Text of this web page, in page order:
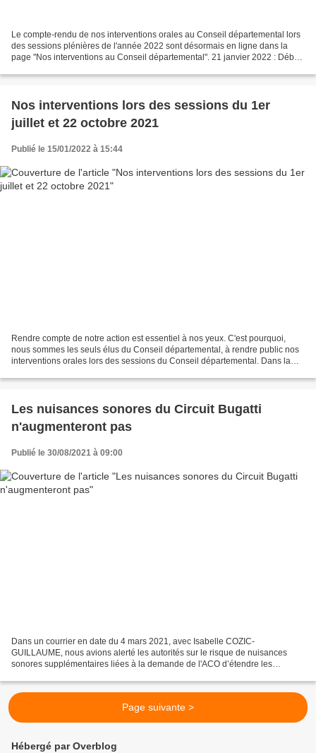
Le compte-rendu de nos interventions orales au Conseil départemental lors
des sessions plénières de l'année 2022 sont désormais en ligne dans la
page "Nos interventions au Conseil départemental". 21 janvier 2022 : Débat
Nos interventions lors des sessions du 1er
juillet et 22 octobre 2021
Publié le 15/01/2022 à 15:44
Rendre compte de notre action est essentiel à nos yeux. C'est pourquoi,
nous sommes les seuls élus du Conseil départemental, à rendre public nos
interventions orales lors des sessions du Conseil départemental. Dans la
Les nuisances sonores du Circuit Bugatti
n'augmenteront pas
Publié le 30/08/2021 à 09:00
Dans un courrier en date du 4 mars 2021, avec Isabelle COZIC-
GUILLAUME, nous avions alerté les autorités sur le risque de nuisances
sonores supplémentaires liées à la demande de l'ACO d’étendre les
Page suivante >
Hébergé par Overblog